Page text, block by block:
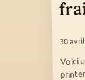
30
Voici